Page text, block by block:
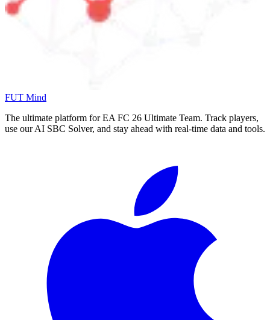
FUT Mind
The ultimate platform for EA FC 26 Ultimate Team. Track players,
use our AI SBC Solver, and stay ahead with real-time data and tools.